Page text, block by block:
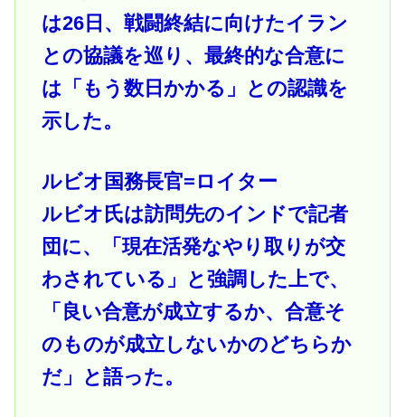
は26日、戦闘終結に向けたイラン
との協議を巡り、最終的な合意に
は「もう数日かかる」との認識を
示した。
ルビオ国務長官=ロイター
ルビオ氏は訪問先のインドで記者
団に、「現在活発なやり取りが交
わされている」と強調した上で、
「良い合意が成立するか、合意そ
のものが成立しないかのどちらか
だ」と語った。